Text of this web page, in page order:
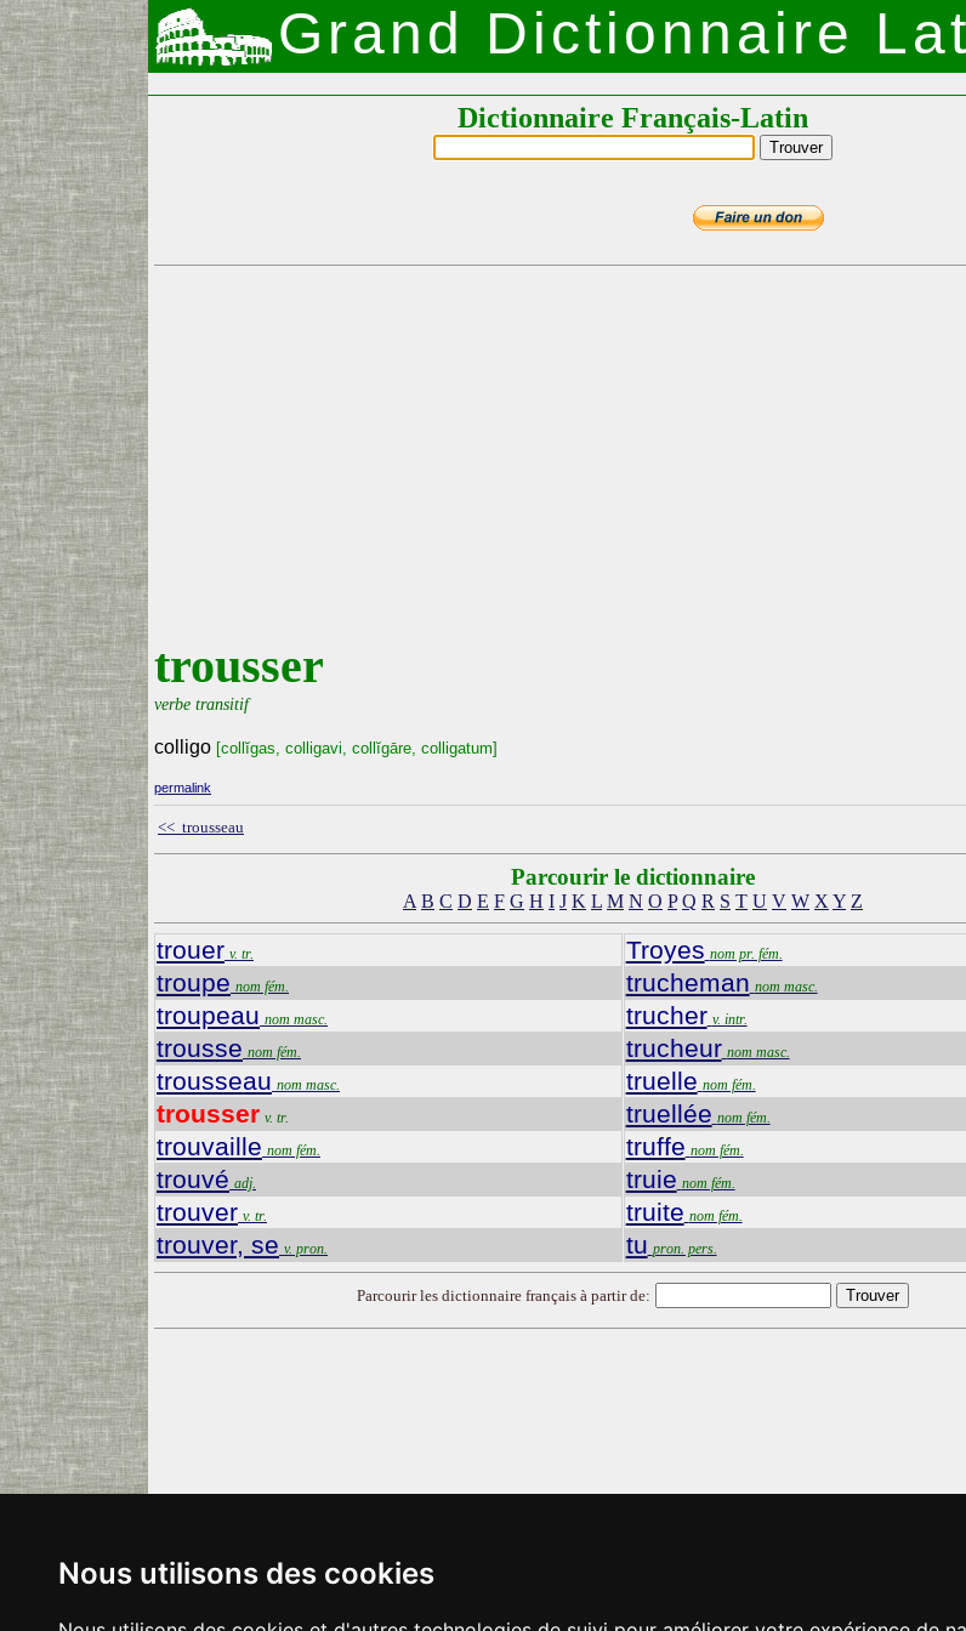
Nous utilisons des cookies
Grand Dictionnaire
Dictionnaire Français-Latin
trousser
verbe transitif
colligo [collĭgas, colligavi, collĭgāre, colligatum]
permalink
<< trousseau
Parcourir le dictionnaire
A B C D E F G H I J K L M N O P Q R S T U V W X Y Z
trouer v. tr.
troupe nom fém.
troupeau nom masc.
trousse nom fém.
trousseau nom masc.
trousser v. tr.
trouvaille nom fém.
trouvé adj.
trouver v. tr.
trouver, se v. pron.
Troyes nom pr. fém.
trucheman nom masc.
trucher v. intr.
trucheur nom masc.
truelle nom fém.
truellée nom fém.
truffe nom fém.
truie nom fém.
truite nom fém.
tu pron. pers.
Parcourir les dictionnaire français à partir de: